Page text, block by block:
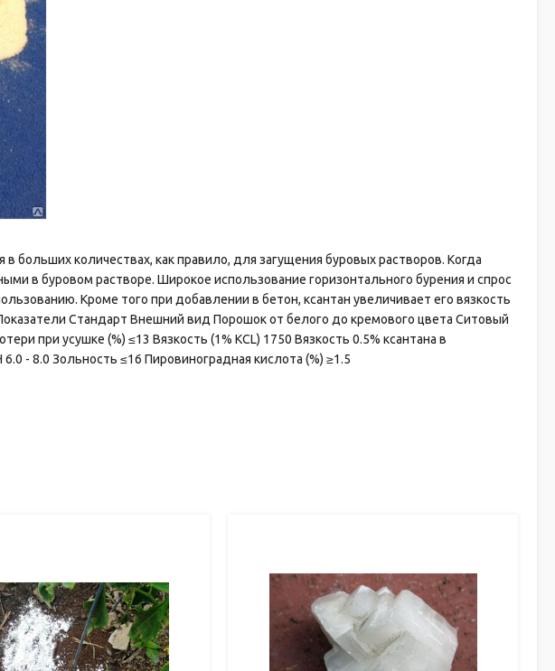
больших количествах, как правило, для загущения буровых растворов. Когда
в буровом растворе. Широкое использование горизонтального бурения и спрос
Кроме того при добавлении в бетон, ксантан увеличивает его вязкость
Стандарт Внешний вид Порошок от белого до кремового цвета Ситовый
при усушке (%) ≤13 Вязкость (1% KCL) 1750 Вязкость 0.5% ксантана в
- 8.0 Зольность ≤16 Пировиноградная кислота (%) ≥1.5